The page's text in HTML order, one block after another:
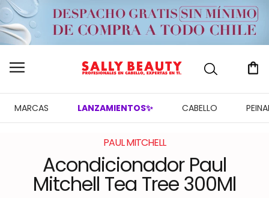
MARCAS LANZAMIENTOS✨ CABELLO
PAUL MITCHELL
Acondicionador Paul
Mitchell Tea Tree 300Ml